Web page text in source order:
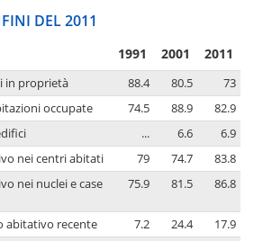
DEL 2011
1991 2001 2011
in proprietà 88.4 80.5
73
occupate
74.5 88.9
82.9
... 6.6
6.9
nei centri abitati
79 74.7
83.8
nei nuclei e case
75.9 81.5 86.8
abitativo recente 7.2 24.4
17.9